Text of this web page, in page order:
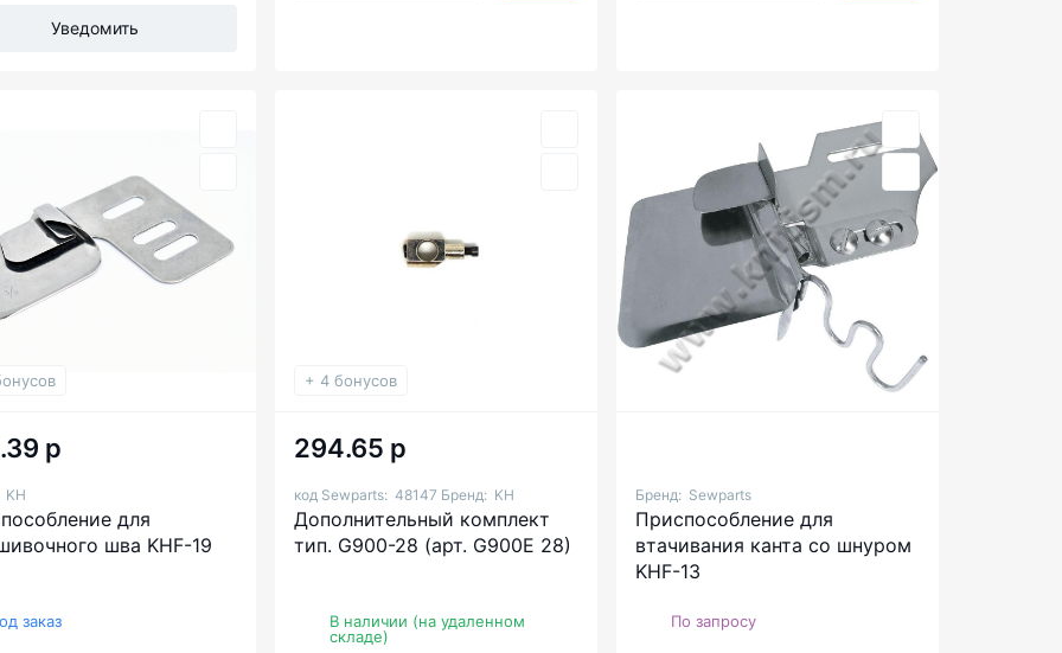
Уведомить
р
KH
для
шва KHF-19
заказ
+ 4 бонусов
294.65 р
код Sewparts: 48147 Бренд: KH
Дополнительный комплект
тип. G900-28 (арт. G900E 28)
В наличии (на удаленном
складе)
Бренд: Sewparts
Приспособление для
втачивания канта со шнуром
KHF-13
По запросу